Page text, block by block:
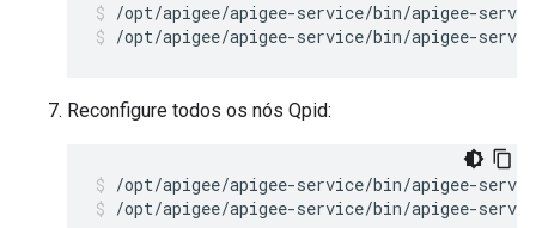
/opt/apigee/apigee-service/bin/apigee-
/opt/apigee/apigee-service/bin/apigee-
Reconfigure todos os nós Qpid:
/opt/apigee/apigee-service/bin/apigee-
/opt/apigee/apigee-service/bin/apigee-